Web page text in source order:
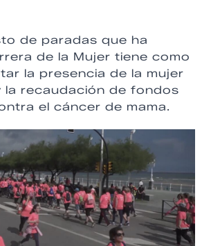
de paradas que ha
de la Mujer tiene como
la presencia de la mujer
la recaudación de fondos
el cáncer de mama.